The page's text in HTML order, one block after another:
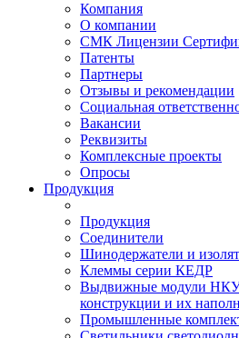
Компания
О компании
СМК Лицензии
Патенты
Партнеры
Отзывы и рекомендации
Социальная
Вакансии
Реквизиты
Комплексные проекты
Опросы
Продукция
Продукция
Соединители
Шинодержатели и
Клеммы серии КЕДР
Выдвижные модули НКУ
конструкции и их
Промышленные